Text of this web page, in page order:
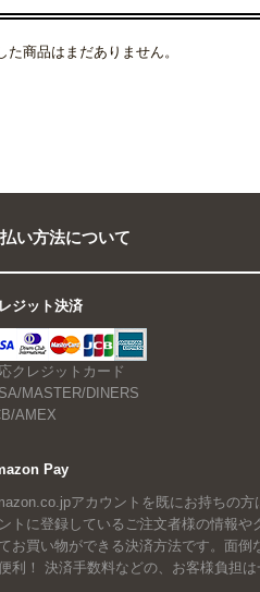
た商品はまだありません。
い方法について
ジット決済
クレジットカード
MASTER/DINERS
AMEX
Pay
アカウントを既にお持ちの方
トに登録しているご注文者様の情報や
お買い物ができる決済方法です。面倒
利！ 決済手数料などの、お客様負担